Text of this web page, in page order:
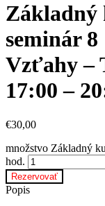
Základný
seminár 8
Vzťahy –
17:00 –
€30,00
množstvo Základný
hod.
Rezervovať
Popis